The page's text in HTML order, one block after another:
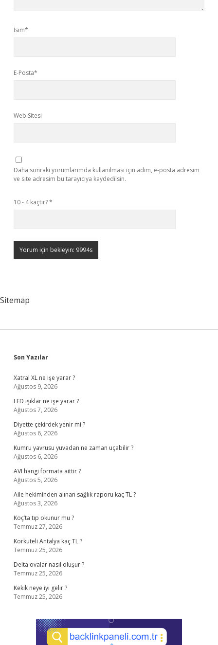
İsim*
E-Posta*
Web Sitesi
Daha sonraki yorumlarımda kullanılması için adım, e-posta adresim
ve site adresim bu tarayıcıya kaydedilsin.
10 - 4 kaçtır?*
Sitemap
Sidebar
Son Yazılar
Xatral XL ne işe yarar ?
Ağustos 9, 2026
LED ışıklar ne işe yarar ?
Ağustos 7, 2026
Diyette çekirdek yenir mi ?
Ağustos 6, 2026
Kumru yavrusu yuvadan ne zaman uçabilir ?
Ağustos 6, 2026
AVI hangi formata aittir ?
Ağustos 5, 2026
Aile hekiminden alınan sağlık raporu kaç TL ?
Ağustos 3, 2026
Koç’ta tıp okunur mu ?
Temmuz 27, 2026
Korkuteli Antalya kaç TL ?
Temmuz 25, 2026
Delta ovalar nasıl oluşur ?
Temmuz 25, 2026
Kekik neye iyi gelir ?
Temmuz 25, 2026